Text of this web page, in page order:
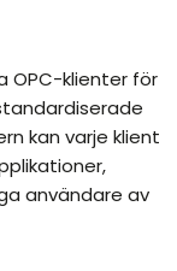
OPC-klienter för
kan varje klient
användare av